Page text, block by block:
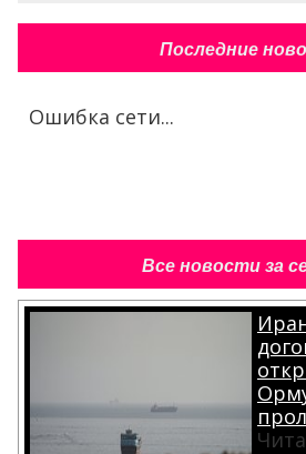
Последние
Ошибка сети...
Все новости за